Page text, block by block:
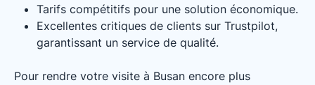
Tarifs compétitifs pour une solution économique.
Excellentes critiques de clients sur Trustpilot,
garantissant un service de qualité.
Pour rendre votre visite à Busan encore plus